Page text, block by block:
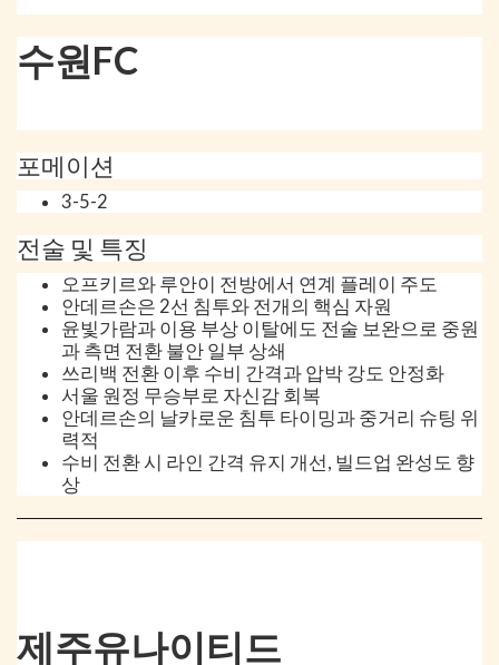
수원FC
포메이션
3-5-2
전술 및 특징
오프키르와 루안이 전방에서 연계 플레이 주도
안데르손은 2선 침투와 전개의 핵심 자원
윤빛가람과 이용 부상 이탈에도 전술 보완으로 중원
과 측면 전환 불안 일부 상쇄
쓰리백 전환 이후 수비 간격과 압박 강도 안정화
서울 원정 무승부로 자신감 회복
안데르손의 날카로운 침투 타이밍과 중거리 슈팅 위
력적
수비 전환 시 라인 간격 유지 개선, 빌드업 완성도 향
상
제주유나이티드